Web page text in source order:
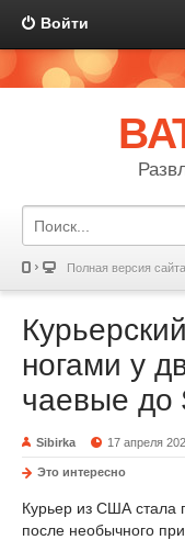
Войти
Полная версия сайта
ногами у
чаевые до
Sibirka 17 апреля
Это интересно
Курьер из США стала
после необычного